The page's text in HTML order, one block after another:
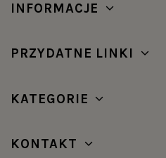
INFORMACJE
PRZYDATNE LINKI
KATEGORIE
KONTAKT